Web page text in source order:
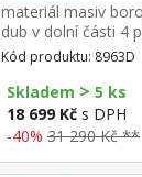
materiál masiv
dub v dolní části 4
kovovými pojezdy
a 2 plné dveře
Kód produktu: 8963D
Skladem > 5 ks
18 699 Kč s DPH
-40% 31 290 Kč **